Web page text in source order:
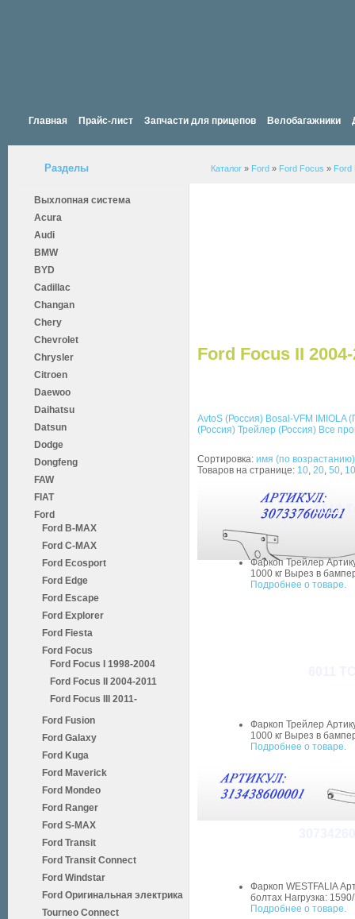
Главная Прайс-лист Запчасти для прицепов Велобагажники
Разделы
Выхлопная система
Acura
Audi
BMW
BYD
Cadillac
Changan
Chery
Chevrolet
Chrysler
Citroen
Daewoo
Daihatsu
Datsun
Dodge
Dongfeng
FAW
FIAT
Ford
Ford B-MAX
Ford C-MAX
Ford Ecosport
Ford Edge
Ford Escape
Ford Explorer
Ford Fiesta
Ford Focus
Ford Focus I 1998-2004
Ford Focus II 2004-2011
Ford Focus III 2011-
Ford Fusion
Ford Galaxy
Ford Kuga
Ford Maverick
Ford Mondeo
Ford Ranger
Ford S-MAX
Ford Transit
Ford Transit Connect
Ford Windstar
Ford Оригинальная электрика
Tourneo Connect
Каталог » Ford » Ford Focus » Ford
Ford Focus II
AvtoS (Россия) Bosal-VFM
IMIOLA
(Россия) Трейлер (Россия) Все
Сортировка: имя (по возрастанию)
Товаров на странице: 10, 20, 50,
6012
Фаркоп Трейлер
1000 кг Вырез в
Подробнее о товаре.
Фаркоп Трейлер
1000 кг Вырез в
Подробнее о товаре.
Фаркоп WESTFALIA
болтах Нагрузка:
Подробнее о товаре.